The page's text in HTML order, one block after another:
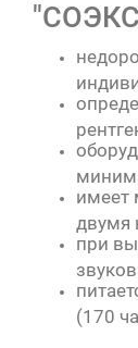
имеет
двумя
при
(170